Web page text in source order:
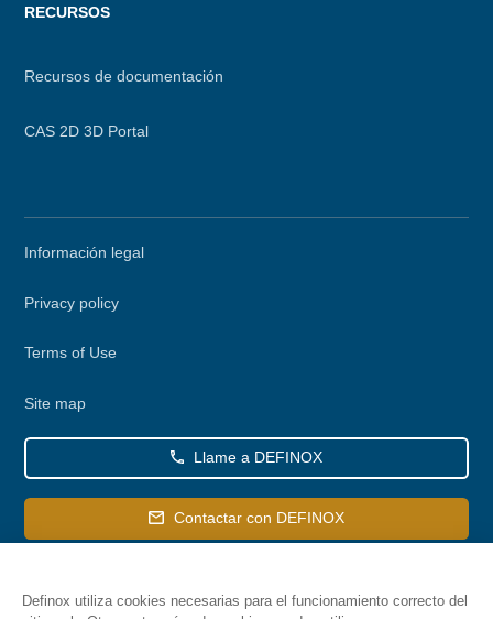
RECURSOS
Recursos de documentación
CAS 2D 3D Portal
Información legal
Privacy policy
Terms of Use
Site map
Llame a DEFINOX
Contactar con DEFINOX
Definox utiliza cookies necesarias para el funcionamiento correcto del